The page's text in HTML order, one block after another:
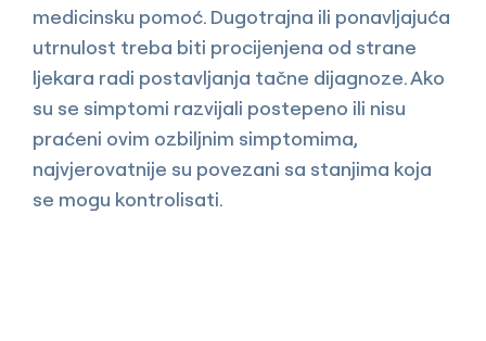
medicinsku pomoć. Dugotrajna ili ponavljajuća
utrnulost treba biti procijenjena od strane
ljekara radi postavljanja tačne dijagnoze. Ako
su se simptomi razvijali postepeno ili nisu
praćeni ovim ozbiljnim simptomima,
najvjerovatnije su povezani sa stanjima koja
se mogu kontrolisati.